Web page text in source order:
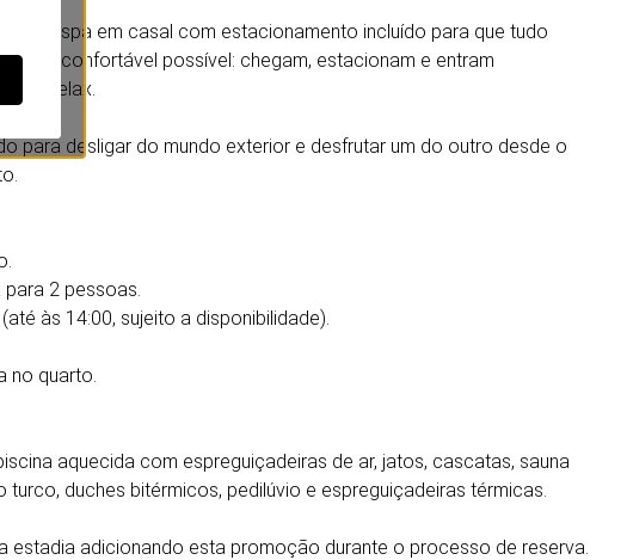
de spa em casal com estacionamento incluído para que tudo
mais confortável possível: chegam, estacionam e entram
relax.
para desligar do mundo exterior e desfrutar um do outro desde o
2 pessoas.
às 14:00, sujeito a disponibilidade).
no quarto.
aquecida com espreguiçadeiras de ar, jatos, cascatas, sauna
turco, duches bitérmicos, pedilúvio e espreguiçadeiras térmicas.
estadia adicionando esta promoção durante o processo de reserva.